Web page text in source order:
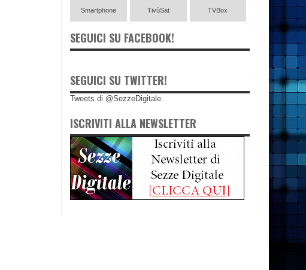
Smartphone TivùSat TVBox
SEGUICI SU FACEBOOK!
SEGUICI SU TWITTER!
Tweets di @SezzeDigitale
ISCRIVITI ALLA NEWSLETTER